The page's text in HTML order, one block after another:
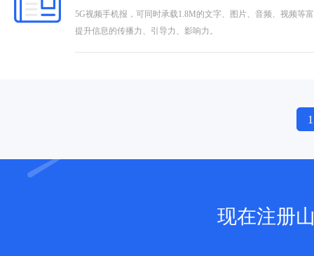
5G视频手机报，可同时承载1.8M的文字、图片、音频、视频等
提升信息的传播力、引导力、影响力。
1
现在注册